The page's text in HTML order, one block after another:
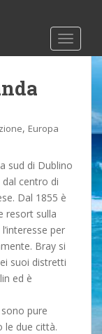
, Europa
sud di Dublino
dal centro di
Dal 1855 è
resort sulla
per
Bray si
suoi distretti
ed è
pure
le due città.